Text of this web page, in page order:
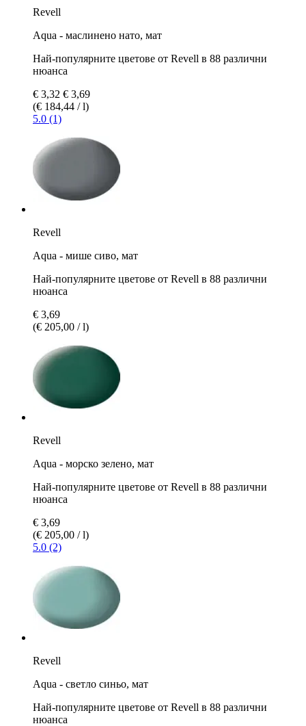
Revell
Aqua - маслинено нато, мат
Най-популярните цветове от Revell в 88 различни
нюанса
€ 3,32 € 3,69
(€ 184,44 / l)
5.0 (1)
Revell
Aqua - мише сиво, мат
Най-популярните цветове от Revell в 88 различни
нюанса
€ 3,69
(€ 205,00 / l)
Revell
Aqua - морско зелено, мат
Най-популярните цветове от Revell в 88 различни
нюанса
€ 3,69
(€ 205,00 / l)
5.0 (2)
Revell
Aqua - светло синьо, мат
Най-популярните цветове от Revell в 88 различни
нюанса